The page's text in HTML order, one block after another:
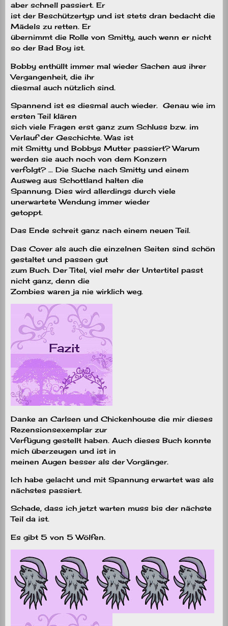
aber schnell passiert. Er
ist der Beschützertyp und ist stets dran bedacht die
Mädels zu retten. Er
übernimmt die Rolle von Smitty, auch wenn er nicht
so der Bad Boy ist.
Bobby enthüllt immer mal wieder Sachen aus ihrer
Vergangenheit, die ihr
diesmal auch nützlich sind.
Spannend ist es diesmal auch wieder. Genau wie im
ersten Teil klären
sich viele Fragen erst ganz zum Schluss bzw. im
Verlauf der Geschichte. Was ist
mit Smitty und Bobbys Mutter passiert? Warum
werden sie auch noch von dem Konzern
verfolgt? … Die Suche nach Smitty und einem
Ausweg aus Schottland halten die
Spannung. Dies wird allerdings durch viele
unerwartete Wendung immer wieder
getoppt.
Das Ende schreit ganz nach einem neuen Teil.
Das Cover als auch die einzelnen Seiten sind schön
gestaltet und passen gut
zum Buch. Der Titel, viel mehr der Untertitel passt
nicht ganz, denn die
Zombies waren ja nie wirklich weg.
Danke an Carlsen und Chickenhouse die mir dieses
Rezensionsexemplar zur
Verfügung gestellt haben. Auch dieses Buch konnte
mich überzeugen und ist in
meinen Augen besser als der Vorgänger.
Ich habe gelacht und mit Spannung erwartet was als
nächstes passiert.
Schade, dass ich jetzt warten muss bis der nächste
Teil da ist.
Es gibt 5 von 5 Wölfen.